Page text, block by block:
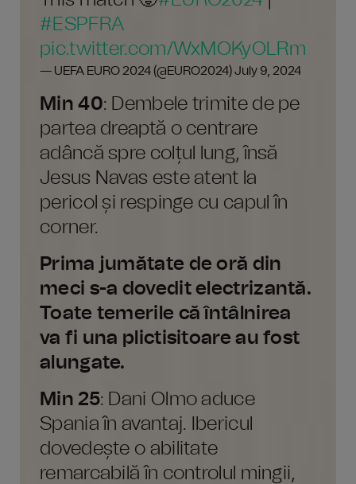
#ESPFRA
pic.twitter.com/WxMOKyOLRm
— UEFA EURO 2024 (@EURO2024)July 9, 2024
Min 40: Dembele trimite de pe
partea dreaptă o centrare
adâncă spre colțul lung, însă
Jesus Navas este atent la
pericol și respinge cu capul în
corner.
Prima jumătate de oră din
meci s-a dovedit electrizantă.
Toate temerile că întâlnirea
va fi una plictisitoare au fost
alungate.
Min 25: Dani Olmo aduce
Spania în avantaj. Ibericul
dovedește o abilitate
remarcabilă în controlul mingii,